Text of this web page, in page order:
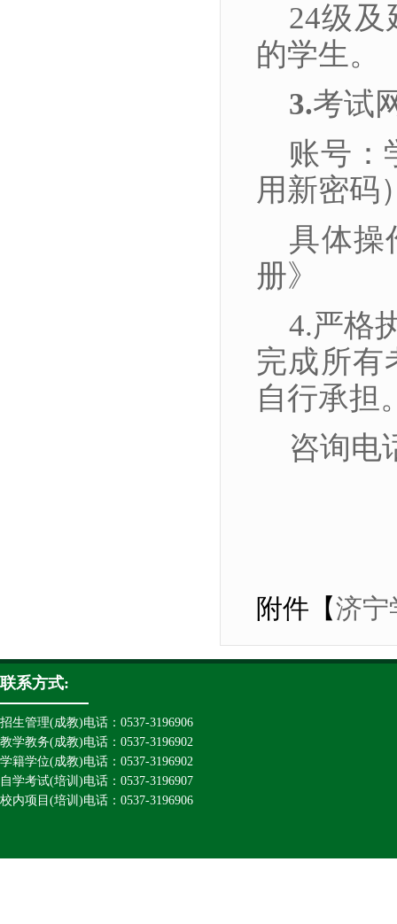
24级
的学生。
3.考试
账号：
用新密码
具体操
册》
4.严格
完成所有
自行承担
咨询电
附件【济宁
联系方式:
招生管理(成教)电话：0537-3196906
教学教务(成教)电话：0537-3196902
学籍学位(成教)电话：0537-3196902
自学考试(培训)电话：0537-3196907
校内项目(培训)电话：0537-3196906